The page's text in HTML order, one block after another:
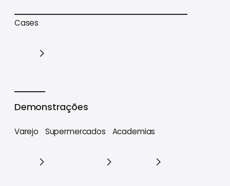
Trilhas de conteúdo
Cases
Demonstrações
Varejo Supermercados Academias